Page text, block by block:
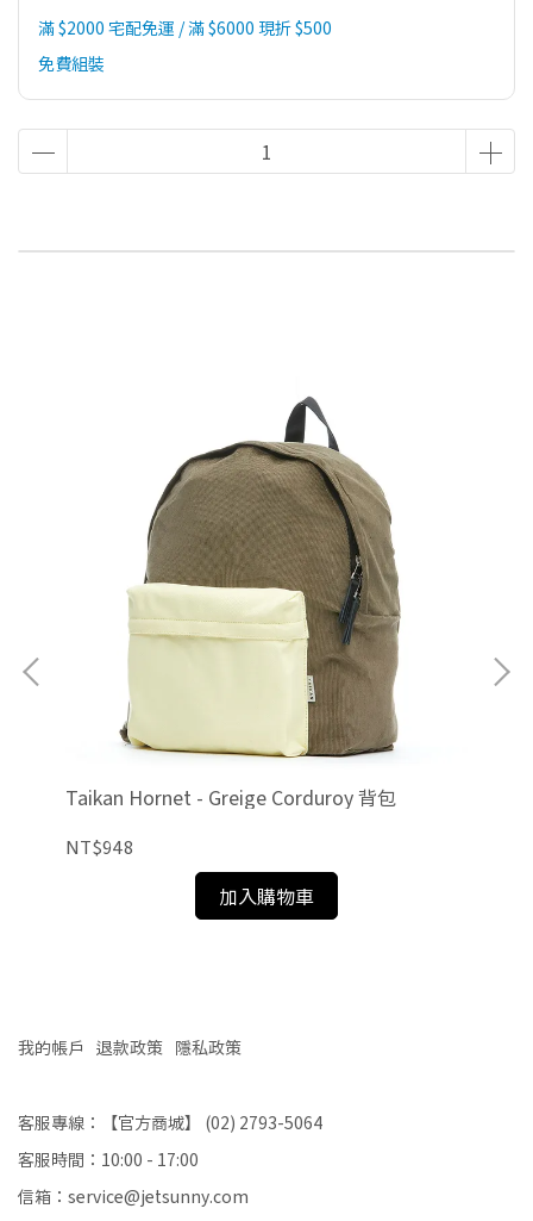
滿 $2000 宅配免運 / 滿 $6000 現折 $500
免費組裝
Taikan Hornet - Greige Corduroy 背包
NT$948
加入購物車
我的帳戶 退款政策 隱私政策
客服專線：【官方商城】 (02) 2793-5064
客服時間：10:00 - 17:00
信箱：service@jetsunny.com